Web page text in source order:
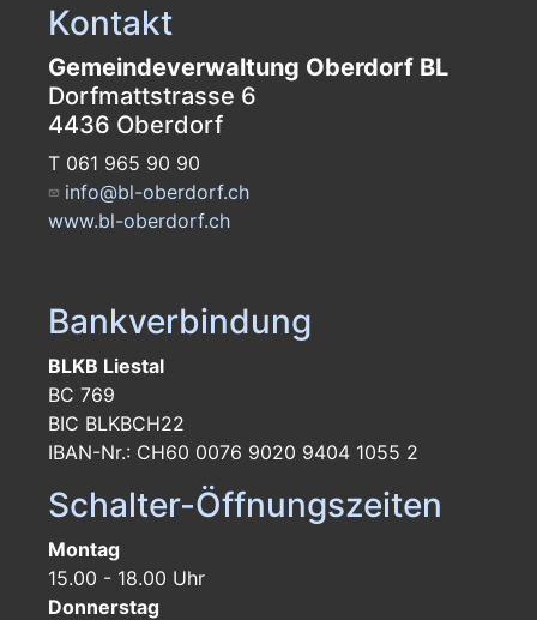
Kontakt
Gemeindeverwaltung Oberdorf BL
Dorfmattstrasse 6
4436 Oberdorf
T 061 965 90 90
info@bl-oberdorf.ch
www.bl-oberdorf.ch
Bankverbindung
BLKB Liestal
BC 769
BIC BLKBCH22
IBAN-Nr.: CH60 0076 9020 9404 1055 2
Schalter-Öffnungszeiten
Montag
15.00 - 18.00 Uhr
Donnerstag